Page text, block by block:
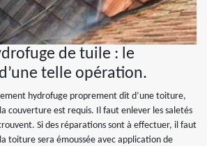
de tuile : le
telle opération.
hydrofuge proprement dit d’une toiture,
couverture est requis. Il faut enlever les saletés
Si des réparations sont à effectuer, il faut
toiture sera émoussée avec application de